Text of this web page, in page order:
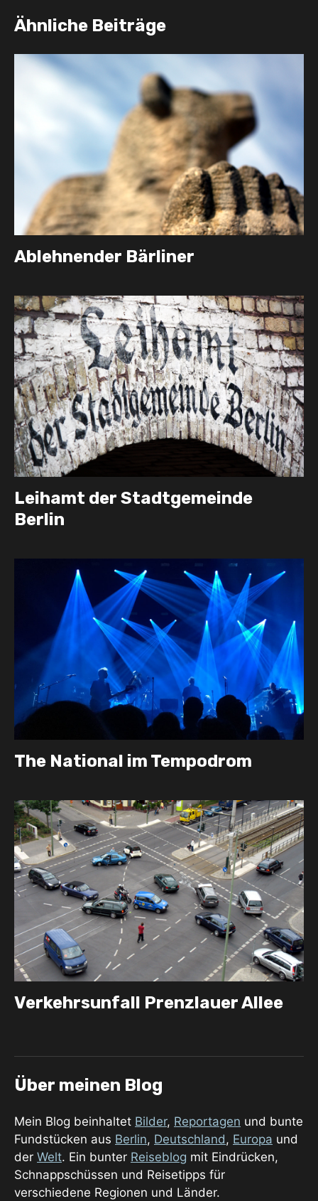
Ähnliche Beiträge
Ablehnender Bärliner
Leihamt der Stadtgemeinde
Berlin
The National im Tempodrom
Verkehrsunfall Prenzlauer Allee
Über meinen Blog
Mein Blog beinhaltet Bilder, Reportagen und bunte
Fundstücken aus Berlin, Deutschland, Europa und
der Welt. Ein bunter Reiseblog mit Eindrücken,
Schnappschüssen und Reisetipps für
verschiedene Regionen und Länder.